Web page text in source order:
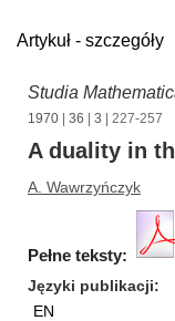
Artykuł - szczegóły
Studia
1970 36 3 | 227-257
A duality in
A. Wawrzyńczyk
Pełne teksty:
Języki publikacji
EN